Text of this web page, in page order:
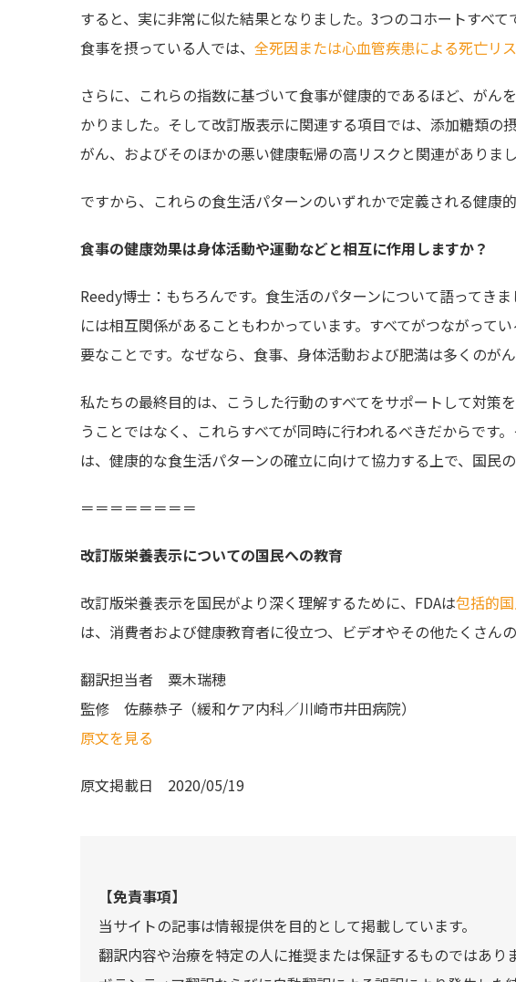
すると、実に非常に似た結果となりました。3つのコホートすべ
食事を摂っている人では、 全死因または心血管疾患による死亡リ
さらに、これらの指数に基づいて食事が健康的であるほど、がん
かりました。そして改訂版表示に関連する項目では、添加糖類の
がん、およびそのほかの悪い健康転帰の高リスクと関連がありまし
ですから、これらの食生活パターンのいずれかで定義される健康
食事の健康効果は身体活動や運動などと相互に作用しますか？
Reedy博士：もちろんです。食生活のパターンについて語ってき
には相互関係があることもわかっています。すべてがつながって
要なことです。なぜなら、食事、身体活動および肥満は多くのが
私たちの最終目的は、こうした行動のすべてをサポートして対策
うことではなく、これらすべてが同時に行われるべきだからです
は、健康的な食生活パターンの確立に向けて協力する上で、国民
＝＝＝＝＝＝＝＝
改訂版栄養表示についての国民への教育
改訂版栄養表示を国民がより深く理解するために、FDAは包括的
は、消費者および健康教育者に役立つ、ビデオやその他たくさん
翻訳担当者 粟木瑞穂
監修 佐藤恭子（緩和ケア内科／川崎市井田病院）
原文を見る
原文掲載日 2020/05/19
【免責事項】
当サイトの記事は情報提供を目的として掲載しています。
翻訳内容や治療を特定の人に推奨または保証するものではあり